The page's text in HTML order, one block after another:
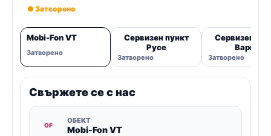
● Затворено
Mobi-Fon VT
Затворено
Сервизен пункт
Русе
Затворено
Сервизен
Варна
Затворено
Свържете се с нас
OF
ОБЕКТ
Mobi-Fon VT